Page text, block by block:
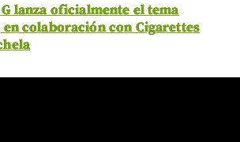
lanza oficialmente el tema
en colaboración con Cigarettes